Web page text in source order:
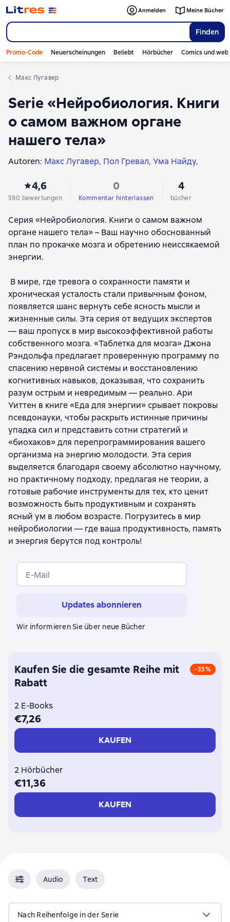
Finden
Anmelden Meine Bücher
Promo-Code Neuerscheinungen Beliebt Hörbücher Comics und
Макс Лугавер
Serie «Нейробиология. Книги
о самом важном органе
нашего тела»
Autoren: Макс Лугавер Пол Гревал Ума Найду
4,6
590 bewertungen
0
Kommentar hinterlassen
4
bücher
Серия «Нейробиология. Книги о самом важном
органе нашего тела» – Ваш научно обоснованный
план по прокачке мозга и обретению неиссякаемой
энергии.
В мире, где тревога о сохранности памяти и
хроническая усталость стали привычным фоном,
появляется шанс вернуть себе ясность мысли и
жизненные силы. Эта серия от ведущих экспертов
— ваш пропуск в мир высокоэффективной работы
собственного мозга. «Таблетка для мозга» Джона
Рэндольфа предлагает проверенную программу по
спасению нервной системы и восстановлению
когнитивных навыков, доказывая, что сохранить
разум острым и невредимым — реально. Ари
Уиттен в книге «Еда для энергии» срывает покровы
псевдонауки, чтобы раскрыть истинные причины
упадка сил и представить сотни стратегий и
«биохаков» для перепрограммирования вашего
организма на энергию молодости. Эта серия
выделяется благодаря своему абсолютно научному,
но практичному подходу, предлагая не теории, а
готовые рабочие инструменты для тех, кто ценит
возможность быть продуктивным и сохранять
ясный ум в любом возрасте. Погрузитесь в мир
нейробиологии — где ваша продуктивность, память
и энергия берутся под контроль!
E-Mail
Updates abonnieren
Wir informieren Sie über neue Bücher
Kaufen Sie die gesamte Reihe mit
Rabatt
-35%
2 E-Books
€7,26
KAUFEN
2 Hörbücher
€11,36
KAUFEN
Audio Text
Nach Reihenfolge in der Serie